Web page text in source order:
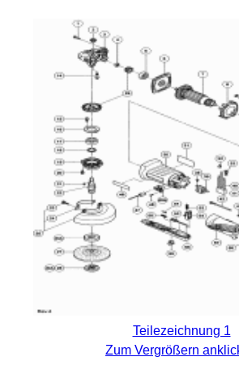
Teilezeichnung 1
Zum Vergrößern